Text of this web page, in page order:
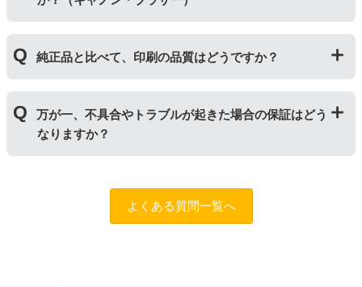
せます。紫外線に強いため色の劣化が少なく、耐水性に
優れているため印字のにじみが少ないのが特徴です。
「染料インク」はインクが紙の繊維質に浸透して発色し
ます。インクを重ね合わせて細かく色合いを表現でき、
発色の良い鮮やかな仕上がりになるため、写真印刷に向
純正品と比べて、印刷の品質はどうですか？
写真やディスク(CDやDVD)など光沢のある用紙への印刷
は色味が異なる場合がありますのでご注意ください。ま
た、純正品と比べると色あせや劣化が進みやすいため、
ご注意ください。
万が一、不具合やトラブルが起きた場合の保証はどう
なりますか？
問合フォーム ふたつの保証
おりますので、ご購入商品とご使用プリンタ―について
よくある質問一覧へ